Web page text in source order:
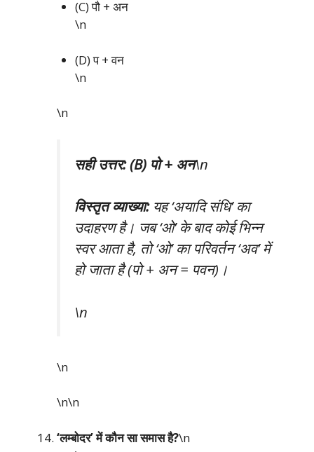
(C) पौ + अन
\n
(D) प + वन
\n
\n
सही उत्तर: (B) पो + अन\n
विस्तृत व्याख्या:यह ‘अयादि संधि’ का
उदाहरण है। जब ‘ओ’ के बाद कोई भिन्न
स्वर आता है, तो ‘ओ’ का परिवर्तन ‘अव’ में
हो जाता है (पो + अन = पवन)।
\n
\n
\n\n
‘लम्बोदर’ में कौन सा समास है?\n